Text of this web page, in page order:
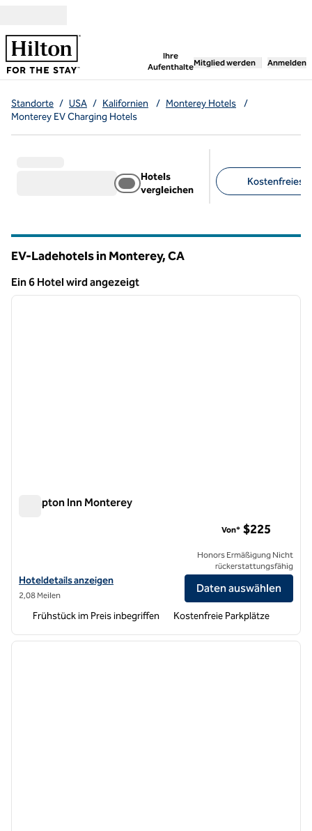
Ihre
Aufenthalte
,öffnet neue
Mitglied werden Anmelden
Standorte / USA / Kalifornien / Monterey Hotels
/
Monterey EV Charging Hotels
Hotels
vergleichen
Kostenfreies
EV-Ladehotels in Monterey,CA
Ein 6 Hotel wird angezeigt
Ein 6 Hotel wird angezeigt
1 von 12
Hampton Inn Monterey
Hoteldetails für das Hampton Inn Monterey anzeigen
Hoteldetails anzeigen
2,08 Meilen
Von* $225
Honors Ermäßigung Nicht
rückerstattungsfähig
Daten auswählen
Frühstück im Preis inbegriffen Kostenfreie Parkplätze
1 von 8